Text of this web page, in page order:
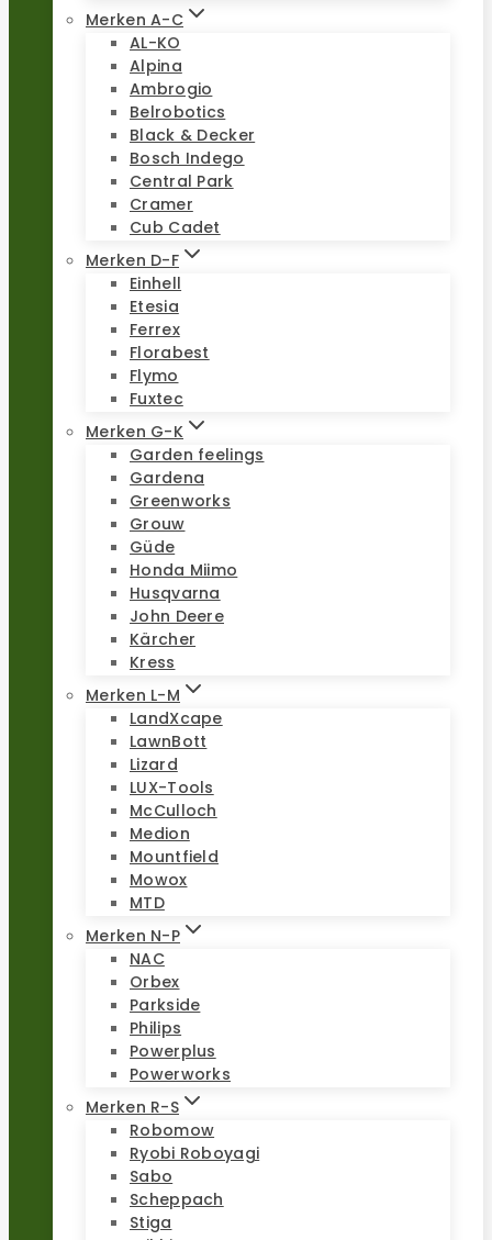
Merken A-C
AL-KO
Alpina
Ambrogio
Belrobotics
Black & Decker
Bosch Indego
Central Park
Cramer
Cub Cadet
Merken D-F
Einhell
Etesia
Ferrex
Florabest
Flymo
Fuxtec
Merken G-K
Garden feelings
Gardena
Greenworks
Grouw
Güde
Honda Miimo
Husqvarna
John Deere
Kärcher
Kress
Merken L-M
LandXcape
LawnBott
Lizard
LUX-Tools
McCulloch
Medion
Mountfield
Mowox
MTD
Merken N-P
NAC
Orbex
Parkside
Philips
Powerplus
Powerworks
Merken R-S
Robomow
Ryobi Roboyagi
Sabo
Scheppach
Stiga